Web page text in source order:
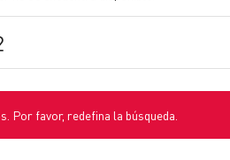
Por favor, redefina la búsqueda.